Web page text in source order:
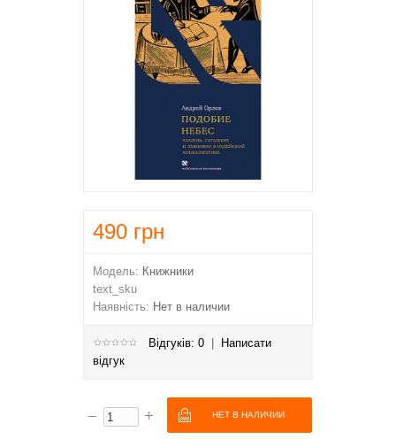
490 грн
Модель: Книжники
text_sku
Наявність: Нет в наличии
Відгуків: 0
Написати
відгук